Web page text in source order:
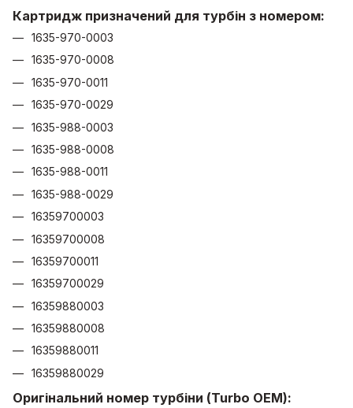
Картридж призначений для турбін з номером:
1635-970-0003
1635-970-0008
1635-970-0011
1635-970-0029
1635-988-0003
1635-988-0008
1635-988-0011
1635-988-0029
16359700003
16359700008
16359700011
16359700029
16359880003
16359880008
16359880011
16359880029
Оригінальний номер турбіни (Turbo OEM):